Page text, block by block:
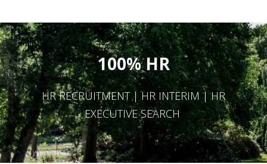
100% HR
HR RECRUITMENT | HR INTERIM | HR
EXECUTIVE SEARCH